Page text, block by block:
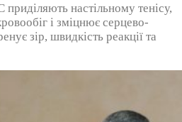
настільному тенісу,
і зміцнює серцево-
зір, швидкість реакції та